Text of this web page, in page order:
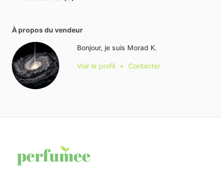
À propos du vendeur
Bonjour, je suis Morad K.
Voir le profil • Contacter